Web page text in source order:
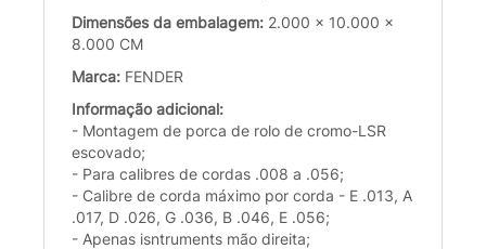
Dimensões da embalagem: 2.000 x 10.000 x
8.000 CM
Marca: FENDER
Informação adicional:
- Montagem de porca de rolo de cromo-LSR
escovado;
- Para calibres de cordas .008 a .056;
- Calibre de corda máximo por corda - E .013, A
.017, D .026, G .036, B .046, E .056;
- Apenas isntruments mão direita;